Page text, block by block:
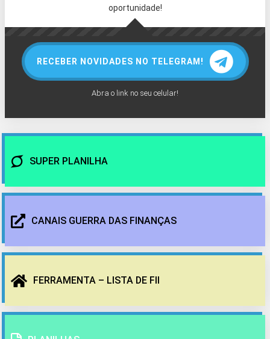
oportunidade!
RECEBER NOVIDADES NO TELEGRAM!
Abra o link no seu celular!
SUPER PLANILHA
CANAIS GUERRA DAS FINANÇAS
FERRAMENTA – LISTA DE FII